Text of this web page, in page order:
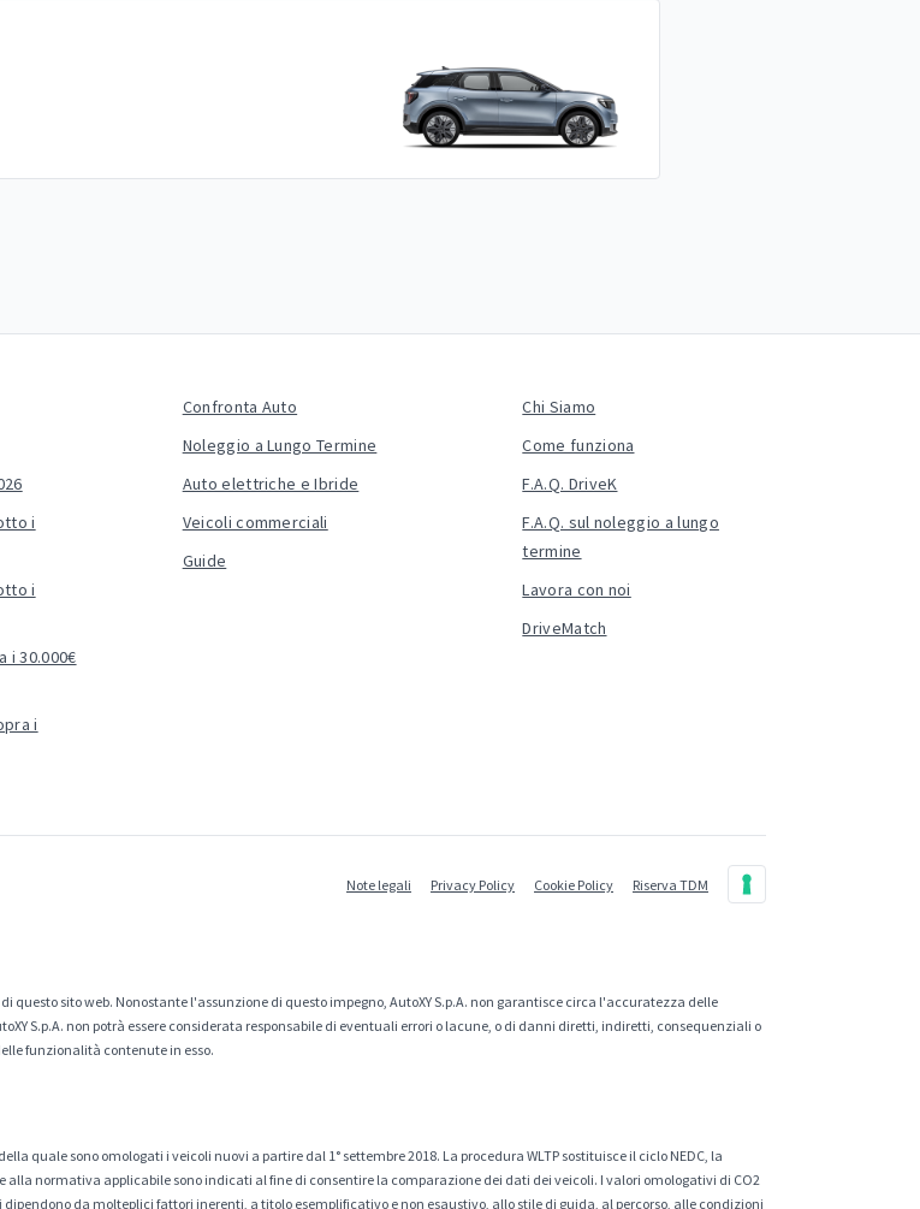
i
i
i 30.000€
i
Confronta Auto
Noleggio a Lungo Termine
Auto elettriche e Ibride
Veicoli commerciali
Guide
Chi Siamo
Come funziona
F.A.Q. DriveK
F.A.Q. sul noleggio a lungo
termine
Lavora con noi
DriveMatch
Note legali Privacy Policy Cookie Policy Riserva TDM
sito web. Nonostante l'assunzione di questo impegno, AutoXY S.p.A. non garantisce circa l'accuratezza delle
S.p.A. non potrà essere considerata responsabile di eventuali errori o lacune, o di danni diretti, indiretti, consequenziali o
funzionalità contenute in esso.
quale sono omologati i veicoli nuovi a partire dal 1° settembre 2018. La procedura WLTP sostituisce il ciclo NEDC, la
normativa applicabile sono indicati al fine di consentire la comparazione dei dati dei veicoli. I valori omologativi di CO2
da molteplici fattori inerenti, a titolo esemplificativo e non esaustivo, allo stile di guida, al percorso, alle condizioni